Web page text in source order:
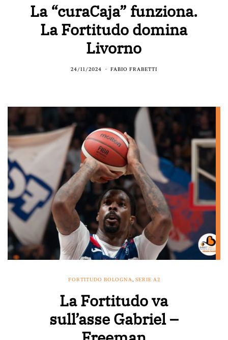
La “curaCaja” funziona.
La Fortitudo domina
Livorno
24/11/2024 FABIO FRABETTI
FORTITUDO BOLOGNA, SERIE A2
La Fortitudo va
sull’asse Gabriel –